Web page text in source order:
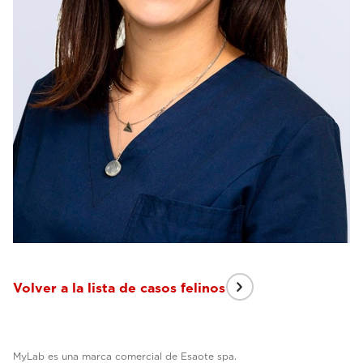
Volver a la lista de casos felinos
MyLab es una marca comercial de Esaote spa.